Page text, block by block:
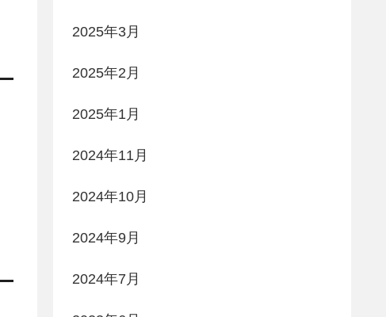
2025年3月
2025年2月
2025年1月
2024年11月
2024年10月
2024年9月
2024年7月